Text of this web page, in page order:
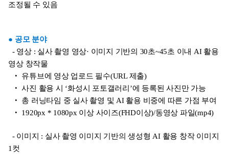
조정될 수 있음
● 공모 분야
- 영상 : 실사 촬영 영상· 이미지 기반의 30초~45초 이내 AI 활용
영상 창작물
‧ 유튜브에 영상 업로드 필수(URL 제출)
‧ 사진 활용 시 ‘화성시 포토갤러리’에 등록된 사진만 가능
‧ 총 러닝타임 중 실사 촬영 및 AI 활용 비중에 따른 가점 부여
‧ 1920px * 1080px 이상 사이즈(FHD이상)/동영상 파일(mp4)
- 이미지 : 실사 촬영 이미지 기반의 생성형 AI 활용 창작 이미지
1컷